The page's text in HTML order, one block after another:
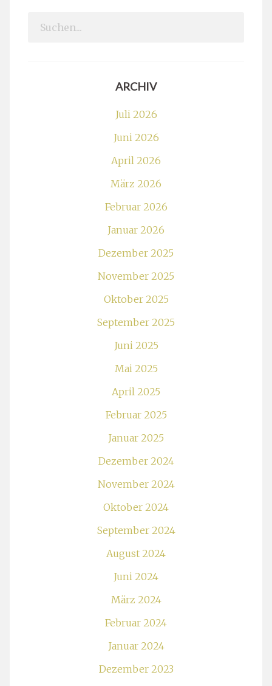
Search
ARCHIV
Juli 2026
Juni 2026
April 2026
März 2026
Februar 2026
Januar 2026
Dezember 2025
November 2025
Oktober 2025
September 2025
Juni 2025
Mai 2025
April 2025
Februar 2025
Januar 2025
Dezember 2024
November 2024
Oktober 2024
September 2024
August 2024
Juni 2024
März 2024
Februar 2024
Januar 2024
Dezember 2023